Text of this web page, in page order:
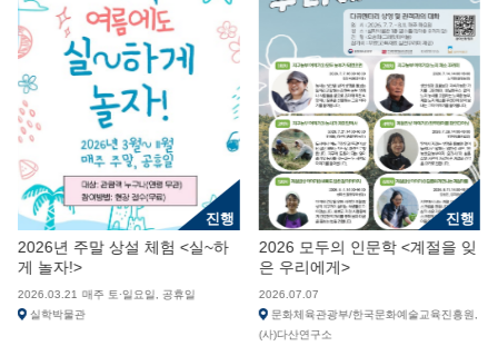
진행
2026년 주말 상설 체험 <실~하
게 놀자!>
2026.03.21 매주 토·일요일, 공휴일
실학박물관
진행
2026 모두의 인문학 <계절을 잊
은 우리에게>
2026.07.07
문화체육관광부/한국문화예술교육진흥원,
(사)다산연구소